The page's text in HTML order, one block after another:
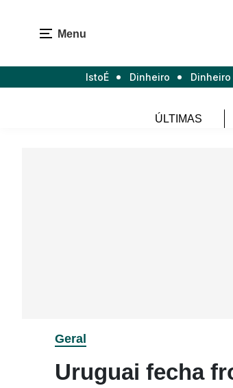
Menu
IstoÉ Dinheiro Dinheiro
ÚLTIMAS
Geral
Uruguai fecha